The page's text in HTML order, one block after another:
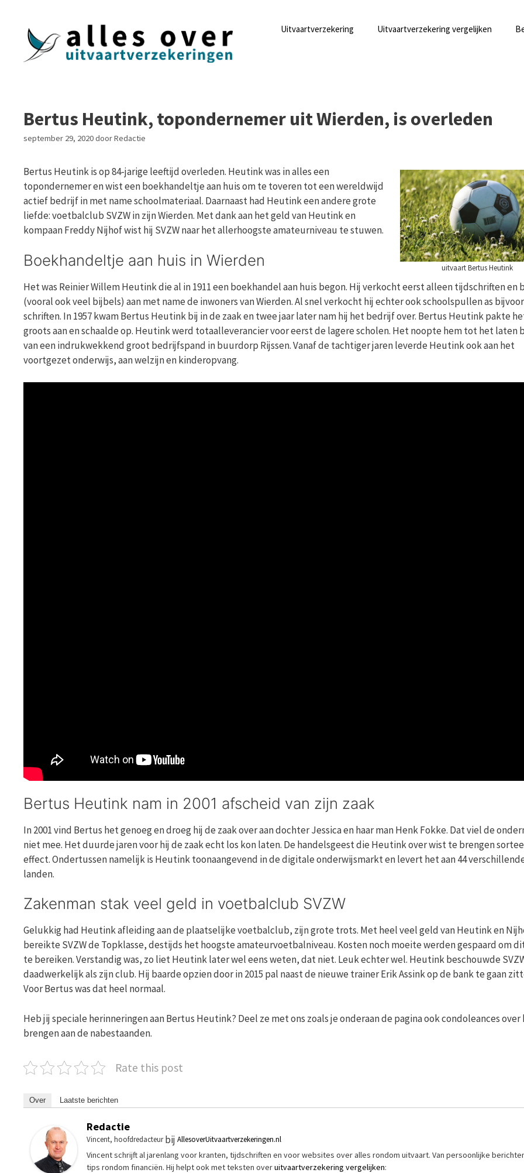
Uitvaartverzekering Uitvaartverzekering vergelijken
Bertus Heutink, topondernemer uit Wierden, is overleden
september 29, 2020doorRedactie
uitvaart Bertus Heutink
Bertus Heutink is op 84-jarige leeftijd overleden. Heutink was in alles een
topondernemer en wist een boekhandeltje aan huis om te toveren tot een wereldwijd
actief bedrijf in met name schoolmateriaal. Daarnaast had Heutink een andere grote
liefde: voetbalclub SVZW in zijn Wierden. Met dank aan het geld van Heutink en
kompaan Freddy Nijhof wist hij SVZW naar het allerhoogste amateurniveau te stuwen.
Boekhandeltje aan huis in Wierden
Het was Reinier Willem Heutink die al in 1911 een boekhandel aan huis begon. Hij verkocht eerst alleen tijdschriften en
(vooral ook veel bijbels) aan met name de inwoners van Wierden. Al snel verkocht hij echter ook schoolspullen as
schriften. In 1957 kwam Bertus Heutink bij in de zaak en twee jaar later nam hij het bedrijf over. Bertus Heutink pakte
groots aan en schaalde op. Heutink werd totaalleverancier voor eerst de lagere scholen. Het noopte hem tot het laten
van een indrukwekkend groot bedrijfspand in buurdorp Rijssen. Vanaf de tachtiger jaren leverde Heutink ook aan het
voortgezet onderwijs, aan welzijn en kinderopvang.
Bertus Heutink nam in 2001 afscheid van zijn zaak
In 2001 vind Bertus het genoeg en droeg hij de zaak over aan dochter Jessica en haar man Henk Fokke. Dat viel de
niet mee. Het duurde jaren voor hij de zaak echt los kon laten. De handelsgeest die Heutink over wist te brengen
effect. Ondertussen namelijk is Heutink toonaangevend in de digitale onderwijsmarkt en levert het aan 44
landen.
Zakenman stak veel geld in voetbalclub SVZW
Gelukkig had Heutink afleiding aan de plaatselijke voetbalclub, zijn grote trots. Met heel veel geld van Heutink en
bereikte SVZW de Topklasse, destijds het hoogste amateurvoetbalniveau. Kosten noch moeite werden gespaard om
te bereiken. Verstandig was, zo liet Heutink later wel eens weten, dat niet. Leuk echter wel. Heutink beschouwde
daadwerkelijk als zijn club. Hij baarde opzien door in 2015 pal naast de nieuwe trainer Erik Assink op de bank te gaan
Voor Bertus was dat heel normaal.
Heb jij speciale herinneringen aan Bertus Heutink? Deel ze met ons zoals je onderaan de pagina ook condoleances
brengen aan de nabestaanden.
Rate this post
Over Laatste berichten
Redactie
Vincent, hoofdredacteurbij AllesoverUitvaartverzekeringen.nl
Vincent schrijft al jarenlang voor kranten, tijdschriften en voor websites over alles rondom uitvaart. Van persoonlijke
tips rondom financiën. Hij helpt ook met teksten overuitvaartverzekering vergelijken: